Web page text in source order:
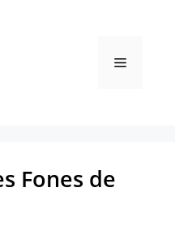
Menu
Fones de